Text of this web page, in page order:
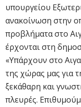
υπουργείου
ανακοίνωση στην
προβλήματα στο
έρχονται στη
«Υπάρχουν στο
της χώρας μας για
ξεκάθαρη και
πλευρές.